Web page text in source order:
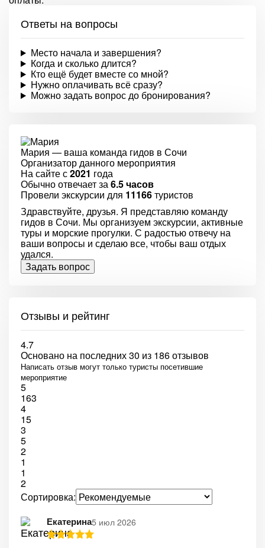
Ответы на вопросы
Место начала и завершения?
Когда и сколько длится?
Кто ещё будет вместе со мной?
Нужно оплачивать всё сразу?
Можно задать вопрос до бронирования?
Мария — ваша команда гидов в Сочи
Организатор данного мероприятия
На сайте с2021 года
Обычно отвечает за6.5 часов
Провели экскурсии для 11166туристов
Здравствуйте, друзья. Я представляю команду
гидов в Сочи. Мы организуем экскурсии, активные
туры и морские прогулки. С радостью отвечу на
ваши вопросы и сделаю все, чтобы ваш отдых
удался.
Задать вопрос
Отзывы и рейтинг
4.7
Основано на последних 30 из 186 отзывов
Написать отзыв могут только туристы посетившие
мероприятие
5
163
4
15
3
5
2
1
1
2
Сортировка:
Екатерина5 июл 2026